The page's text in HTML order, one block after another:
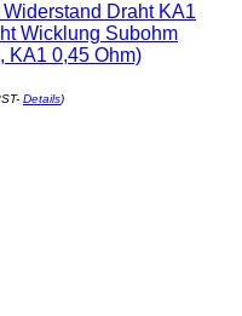
Draht KA1
Wicklung Subohm
KA1 0,45 Ohm)
Details)